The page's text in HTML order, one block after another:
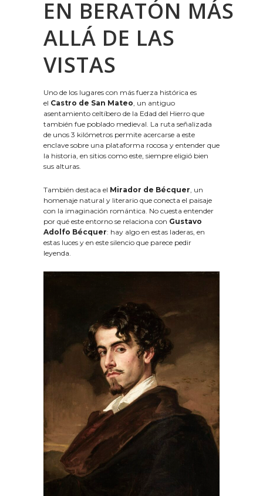
EN BERATÓN MÁS
ALLÁ DE LAS
VISTAS
Uno de los lugares con más fuerza histórica es
el Castro de San Mateo , un antiguo
asentamiento celtíbero de la Edad del Hierro que
también fue poblado medieval. La ruta señalizada
de unos 3 kilómetros permite acercarse a este
enclave sobre una plataforma rocosa y entender que
la historia, en sitios como este, siempre eligió bien
sus alturas.
También destaca el Mirador de Bécquer , un
homenaje natural y literario que conecta el paisaje
con la imaginación romántica. No cuesta entender
por qué este entorno se relaciona con Gustavo
Adolfo Bécquer: hay algo en estas laderas, en
estas luces y en este silencio que parece pedir
leyenda.